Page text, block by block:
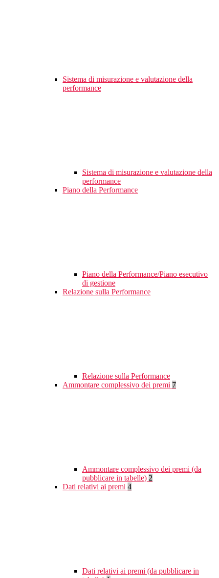
Sistema di misurazione e valutazione della
performance
Sistema di misurazione e valutazione della
performance
Piano della Performance
Piano della Performance/Piano esecutivo
di gestione
Relazione sulla Performance
Relazione sulla Performance
Ammontare complessivo dei premi 7
Ammontare complessivo dei premi (da
pubblicare in tabelle) 2
Dati relativi ai premi 4
Dati relativi ai premi (da pubblicare in